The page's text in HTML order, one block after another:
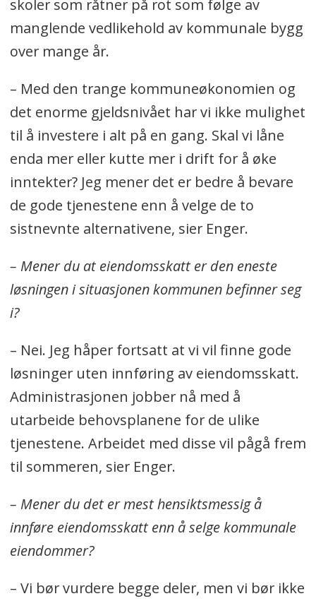
skoler som råtner på rot som følge av
manglende vedlikehold av kommunale bygg
over mange år.
– Med den trange kommuneøkonomien og
det enorme gjeldsnivået har vi ikke mulighet
til å investere i alt på en gang. Skal vi låne
enda mer eller kutte mer i drift for å øke
inntekter? Jeg mener det er bedre å bevare
de gode tjenestene enn å velge de to
sistnevnte alternativene, sier Enger.
– Mener du at eiendomsskatt er den eneste
løsningen i situasjonen kommunen befinner seg
i?
– Nei. Jeg håper fortsatt at vi vil finne gode
løsninger uten innføring av eiendomsskatt.
Administrasjonen jobber nå med å
utarbeide behovsplanene for de ulike
tjenestene. Arbeidet med disse vil pågå frem
til sommeren, sier Enger.
– Mener du det er mest hensiktsmessig å
innføre eiendomsskatt enn å selge kommunale
eiendommer?
– Vi bør vurdere begge deler, men vi bør ikke